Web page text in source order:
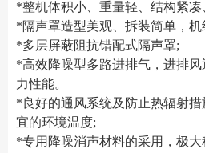
*整机体积小、重量轻、结构紧
*隔声罩造型美观、拆装简单，机
*多层屏蔽阻抗错配式隔声罩;
*高效降噪型多路进排气，进排
力性能。
*良好的通风系统及防止热辐射
宜的环境温度;
*专用降噪消声材料的采用，极